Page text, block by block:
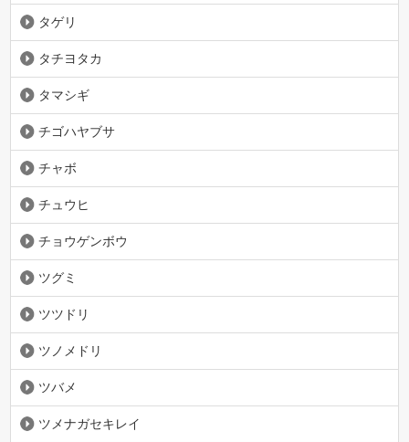
タゲリ
タチヨタカ
タマシギ
チゴハヤブサ
チャボ
チュウヒ
チョウゲンボウ
ツグミ
ツツドリ
ツノメドリ
ツバメ
ツメナガセキレイ